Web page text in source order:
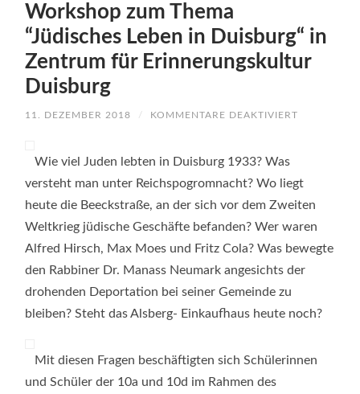
Workshop zum Thema
“Jüdisches Leben in Duisburg“ in
Zentrum für Erinnerungskultur
Duisburg
11. DEZEMBER 2018 / KOMMENTARE DEAKTIVIERT
IN
DUISBURG“
IN
FÜR
DUISBURG
Wie viel Juden lebten in Duisburg 1933? Was
versteht man unter Reichspogromnacht? Wo liegt
heute die Beeckstraße, an der sich vor dem Zweiten
Weltkrieg jüdische Geschäfte befanden? Wer waren
Alfred Hirsch, Max Moes und Fritz Cola? Was bewegte
den Rabbiner Dr. Manass Neumark angesichts der
drohenden Deportation bei seiner Gemeinde zu
bleiben? Steht das Alsberg- Einkaufhaus heute noch?
Mit diesen Fragen beschäftigten sich Schülerinnen
und Schüler der 10a und 10d im Rahmen des